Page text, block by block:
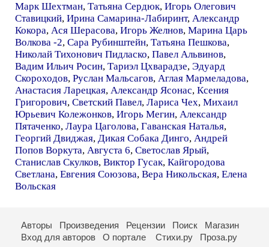
Марк Шехтман, Татьяна Сердюк, Игорь Олегович
Ставицкий, Ирина Самарина-Лабиринт, Александр
Кокора, Ася Шерасова, Игорь Желнов, Марина Царь
Волкова -2, Сара Рубинштейн, Татьяна Пешкова,
Николай Тихонович Пидласко, Павел Альвинов,
Вадим Ильич Росин, Тариэл Цхварадзе, Эдуард
Скороходов, Руслан Мальсагов, Аглая Мармеладова,
Анастасия Ларецкая, Александр Ясонас, Ксения
Григорович, Светский Павел, Лариса Чех, Михаил
Юрьевич Колежонков, Игорь Мегин, Александр
Пятаченко, Лаура Цаголова, Гаванская Наталья,
Георгий Двиджая, Дикая Собака Динго, Андрей
Попов Воркута, Августа 6, Светослав Ярый,
Станислав Скулков, Виктор Гусак, Кайгородова
Светлана, Евгения Союзова, Вера Никольская, Елена
Вольская
Авторы Произведения Рецензии Поиск
Магазин
Вход для авторов
О портале Стихи.ру Проза.ру